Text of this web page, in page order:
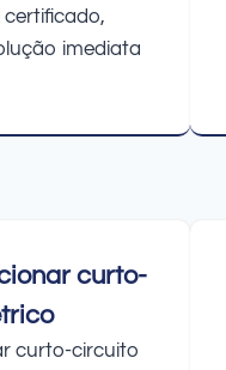
certificado,
imediata
curto-
curto-circuito